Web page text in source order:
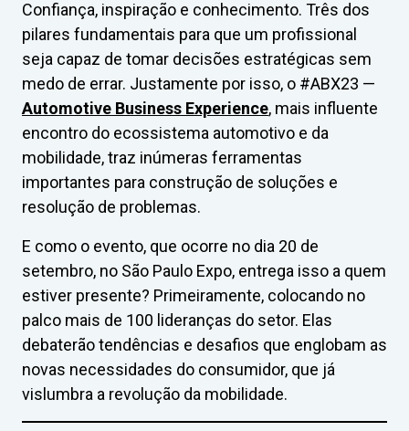
Confiança, inspiração e conhecimento. Três dos
pilares fundamentais para que um profissional
seja capaz de tomar decisões estratégicas sem
medo de errar. Justamente por isso, o #ABX23 —
Automotive Business Experience, mais influente
encontro do ecossistema automotivo e da
mobilidade, traz inúmeras ferramentas
importantes para construção de soluções e
resolução de problemas.
E como o evento, que ocorre no dia 20 de
setembro, no São Paulo Expo, entrega isso a quem
estiver presente? Primeiramente, colocando no
palco mais de 100 lideranças do setor. Elas
debaterão tendências e desafios que englobam as
novas necessidades do consumidor, que já
vislumbra a revolução da mobilidade.